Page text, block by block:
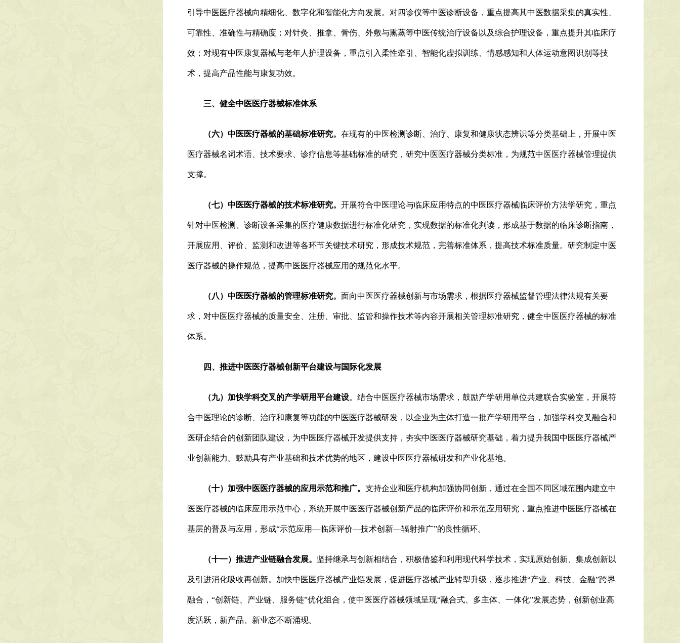
引导中医医疗器械向精细化、数字化和智能化方向发展。对四诊仪等中医诊断设备，重点提高其中医数据采集的真实性、
可靠性、准确性与精确度；对针灸、推拿、骨伤、外敷与熏蒸等中医传统治疗设备以及综合护理设备，重点提升其临床疗
效；对现有中医康复器械与老年人护理设备，重点引入柔性牵引、智能化虚拟训练、情感感知和人体运动意图识别等技
术，提高产品性能与康复功效。
三、健全中医医疗器械标准体系
（六）中医医疗器械的基础标准研究。 在现有的中医检测诊断、治疗、康复和健康状态辨识等分类基础上，开展中医
医疗器械名词术语、技术要求、诊疗信息等基础标准的研究，研究中医医疗器械分类标准，为规范中医医疗器械管理提供
支撑。
（七）中医医疗器械的技术标准研究。 开展符合中医理论与临床应用特点的中医医疗器械临床评价方法学研究，重点
针对中医检测、诊断设备采集的医疗健康数据进行标准化研究，实现数据的标准化判读，形成基于数据的临床诊断指南，
开展应用、评价、监测和改进等各环节关键技术研究，形成技术规范，完善标准体系，提高技术标准质量。研究制定中医
医疗器械的操作规范，提高中医医疗器械应用的规范化水平。
（八）中医医疗器械的管理标准研究。 面向中医医疗器械创新与市场需求，根据医疗器械监督管理法律法规有关要
求，对中医医疗器械的质量安全、注册、审批、监管和操作技术等内容开展相关管理标准研究，健全中医医疗器械的标准
体系。
四、推进中医医疗器械创新平台建设与国际化发展
（九）加快学科交叉的产学研用平台建设。结合中医医疗器械市场需求，鼓励产学研用单位共建联合实验室，开展符
合中医理论的诊断、治疗和康复等功能的中医医疗器械研发，以企业为主体打造一批产学研用平台，加强学科交叉融合和
医研企结合的创新团队建设，为中医医疗器械开发提供支持，夯实中医医疗器械研究基础，着力提升我国中医医疗器械产
业创新能力。鼓励具有产业基础和技术优势的地区，建设中医医疗器械研发和产业化基地。
（十）加强中医医疗器械的应用示范和推广。 支持企业和医疗机构加强协同创新，通过在全国不同区域范围内建立中
医医疗器械的临床应用示范中心，系统开展中医医疗器械创新产品的临床评价和示范应用研究，重点推进中医医疗器械在
基层的普及与应用，形成“示范应用—临床评价—技术创新—辐射推广”的良性循环。
（十一）推进产业链融合发展。 坚持继承与创新相结合，积极借鉴和利用现代科学技术，实现原始创新、集成创新以
及引进消化吸收再创新。加快中医医疗器械产业链发展，促进医疗器械产业转型升级，逐步推进“产业、科技、金融”跨界
融合，“创新链、产业链、服务链”优化组合，使中医医疗器械领域呈现“融合式、多主体、一体化”发展态势，创新创业高
度活跃，新产品、新业态不断涌现。